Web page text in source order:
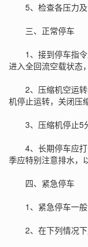
5、检查各压力及
三、正常停车
1、接到停车指令
进入全回流空载状态
2、压缩机空运转3
机停止运转，关闭压
3、压缩机停止5分
4、长期停车应打
季应特别注意排水，
四、紧急停车
1、紧急停车一般
2、在下列情况下